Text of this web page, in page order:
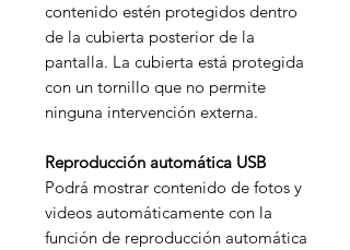
contenido estén protegidos dentro
de la cubierta posterior de la
pantalla. La cubierta está protegida
con un tornillo que no permite
ninguna intervención externa.
Reproducción automática USB
Podrá mostrar contenido de fotos y
videos automáticamente con la
función de reproducción automática